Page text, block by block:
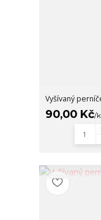
Vyšívaný
90,00 Kč/